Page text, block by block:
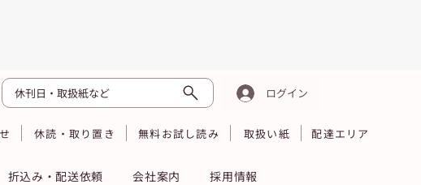
休刊日・取扱紙など ログイン
休読・取り置き 無料お試し読み 取扱い紙 配達エリア
折込み・配送依頼 会社案内
採用情報